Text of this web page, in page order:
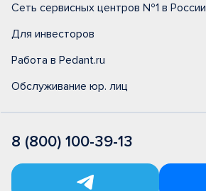
Сеть сервисных центров №1 в России
Для инвесторов
Работа в Pedant.ru
Обслуживание юр. лиц
8 (800) 100-39-13